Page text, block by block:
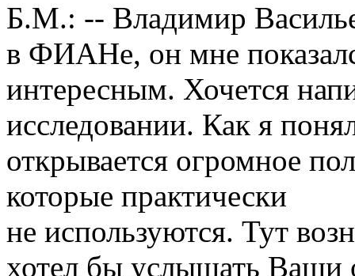
Б.М.: -- Владимир
в ФИАНе, он мне
интересным. Хочется
исследовании. Как я
открывается огромное
которые практически
не используются. Тут
хотел бы услышать Ваши